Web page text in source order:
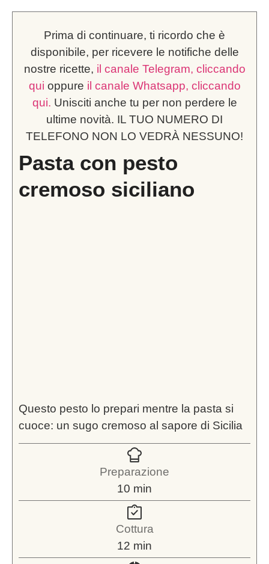
Prima di continuare, ti ricordo che è
disponibile, per ricevere le notifiche delle
nostre ricette, il canale Telegram, cliccando
qui oppure il canale Whatsapp, cliccando
qui. Unisciti anche tu per non perdere le
ultime novità. IL TUO NUMERO DI
TELEFONO NON LO VEDRÀ NESSUNO!
Pasta con pesto
cremoso siciliano
Questo pesto lo prepari mentre la pasta si
cuoce: un sugo cremoso al sapore di Sicilia
Preparazione
10 minuti
min
Cottura
12 minuti
min